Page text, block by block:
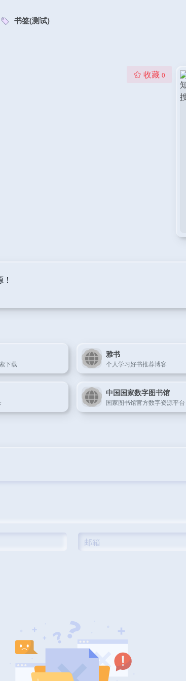
书签(测试)
收藏 0
下载
雅书
个人学习好书推荐博客
中国国家数字图书馆
国家图书馆官方数字资源平台